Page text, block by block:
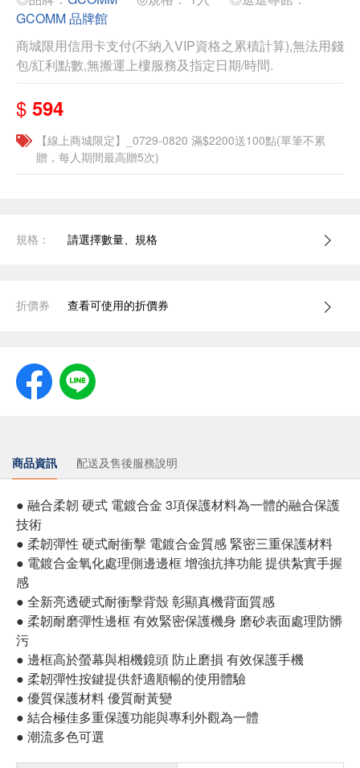
GCOMM 品牌館
商城限用信用卡支付(不納入VIP資格之累積計算),無法用錢
包/紅利點數,無搬運上樓服務及指定日期/時間.
$ 594
【線上商城限定】_0729-0820 滿$2200送100點(單筆不累
贈，每人期間最高贈5次)
規格： 請選擇數量、規格
折價券 查看可使用的折價券
商品資訊 配送及售後服務說明
● 融合柔韌 硬式 電鍍合金 3項保護材料為一體的融合保護
技術
● 柔韌彈性 硬式耐衝擊 電鍍合金質感 緊密三重保護材料
● 電鍍合金氧化處理側邊邊框 增強抗摔功能 提供紮實手握
感
● 全新亮透硬式耐衝擊背殼 彰顯真機背面質感
● 柔韌耐磨彈性邊框 有效緊密保護機身 磨砂表面處理防髒
污
● 邊框高於螢幕與相機鏡頭 防止磨損 有效保護手機
● 柔韌彈性按鍵提供舒適順暢的使用體驗
● 優質保護材料 優質耐黃變
● 結合極佳多重保護功能與專利外觀為一體
● 潮流多色可選